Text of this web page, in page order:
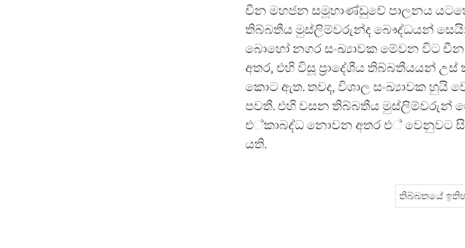
චීන මහජන සමූහාණ්ඩුවේ පාලනය
තිබ්බතීය මුස්ලිම්වරුන්ද බෞද්ධයන්
බොහෝ නගර සංඛ්‍යාවක මේවන විට
අතර, එහි විසූ ප්‍රාදේශීය තිබ්බතීයයන්
කොට ඇත. තවද, විශාල සංඛ්‍යාවක හුයි
පවතී. එහි වසන තිබ්බතීය මුස්ලිම්වරුන්
එ්කාබද්ධ නොවන අතර එ් වෙනුවට සිය
යති.
තිබ්බතයේ